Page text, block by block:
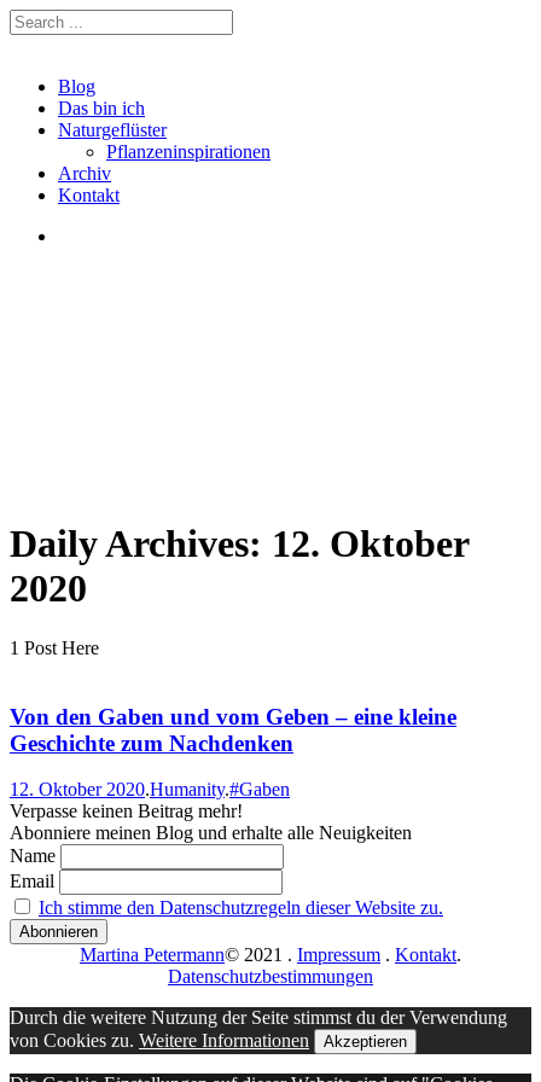
Blog
Das bin ich
Naturgeflüster
Pflanzeninspirationen
Archiv
Kontakt
Daily Archives: 12. Oktober
2020
1 Post Here
Von den Gaben und vom Geben – eine kleine
Geschichte zum Nachdenken
12. Oktober 2020.Humanity.#Gaben
Verpasse keinen Beitrag mehr!
Abonniere meinen Blog und erhalte alle Neuigkeiten
Name
Email
Ich stimme den Datenschutzregeln dieser Website zu.
Martina Petermann© 2021 . Impressum . Kontakt.
Datenschutzbestimmungen
Durch die weitere Nutzung der Seite stimmst du der Verwendung
von Cookies zu. Weitere Informationen Akzeptieren